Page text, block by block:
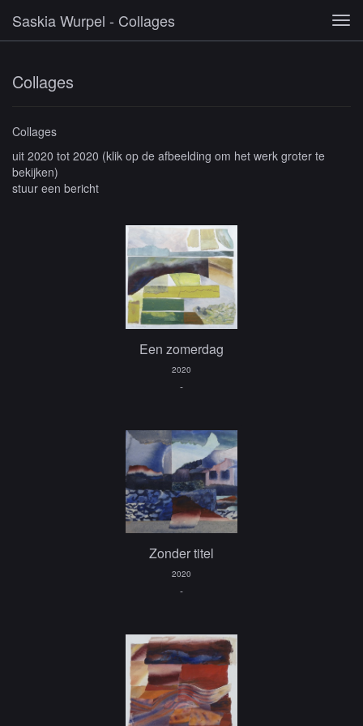
Saskia Wurpel - Collages
Collages
Collages
uit 2020 tot 2020 (klik op de afbeelding om het werk groter te
bekijken)
stuur een bericht
Een zomerdag
2020
-
Zonder titel
2020
-